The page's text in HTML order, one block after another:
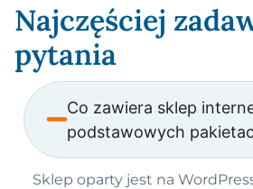
Najczęściej
pytania
Co zawiera sklep
podstawowych
Sklep oparty jest na